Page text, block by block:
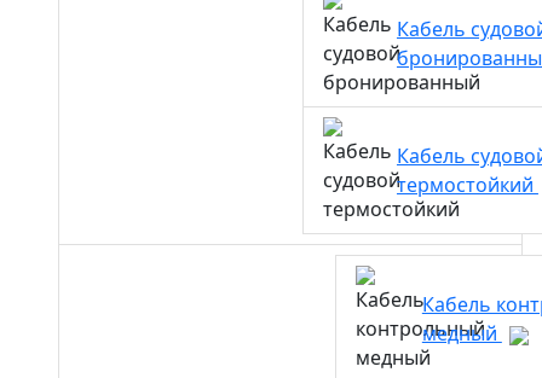
Кабель
Кабель
термостойкий
Кабель
медный